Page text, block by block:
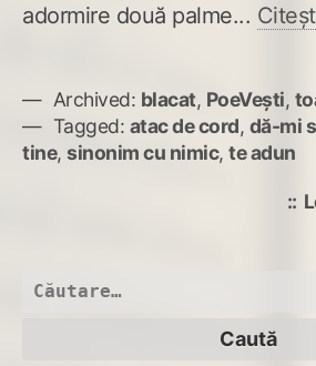
adormire două palme...
Archived: blacat, PoeVești,
Tagged: atac de cord, dă-mi
tine, sinonim cu nimic, te adun
Caută